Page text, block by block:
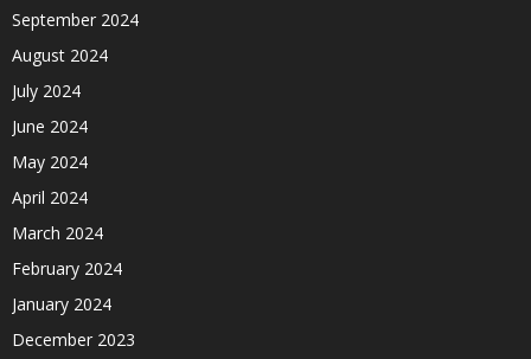
September 2024
August 2024
July 2024
June 2024
May 2024
April 2024
March 2024
February 2024
January 2024
December 2023